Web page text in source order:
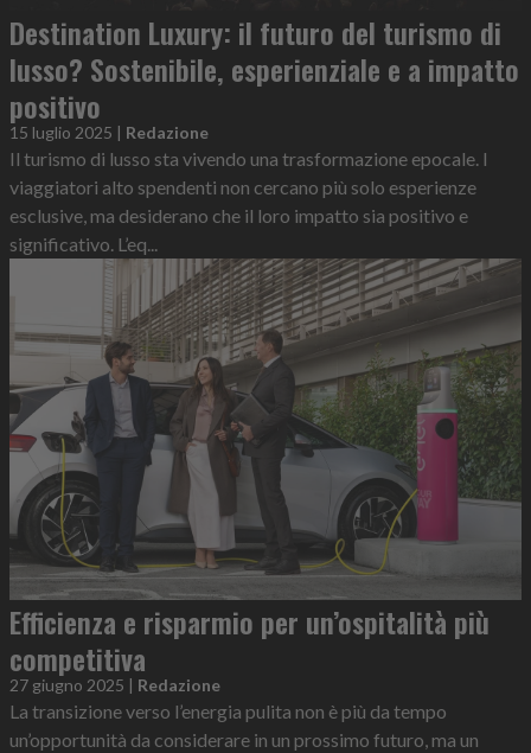
Destination Luxury: il futuro del turismo di
lusso? Sostenibile, esperienziale e a impatto
positivo
15 luglio 2025 | Redazione
Il turismo di lusso sta vivendo una trasformazione epocale. I
viaggiatori alto spendenti non cercano più solo esperienze
esclusive, ma desiderano che il loro impatto sia positivo e
significativo. L’eq...
Efficienza e risparmio per un’ospitalità più
competitiva
27 giugno 2025 | Redazione
La transizione verso l’energia pulita non è più da tempo
un’opportunità da considerare in un prossimo futuro, ma un